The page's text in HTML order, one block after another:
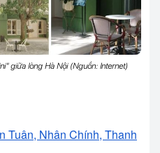
giữa lòng Hà Nội (Nguồn: Internet)
Tuân, Nhân Chính, Thanh